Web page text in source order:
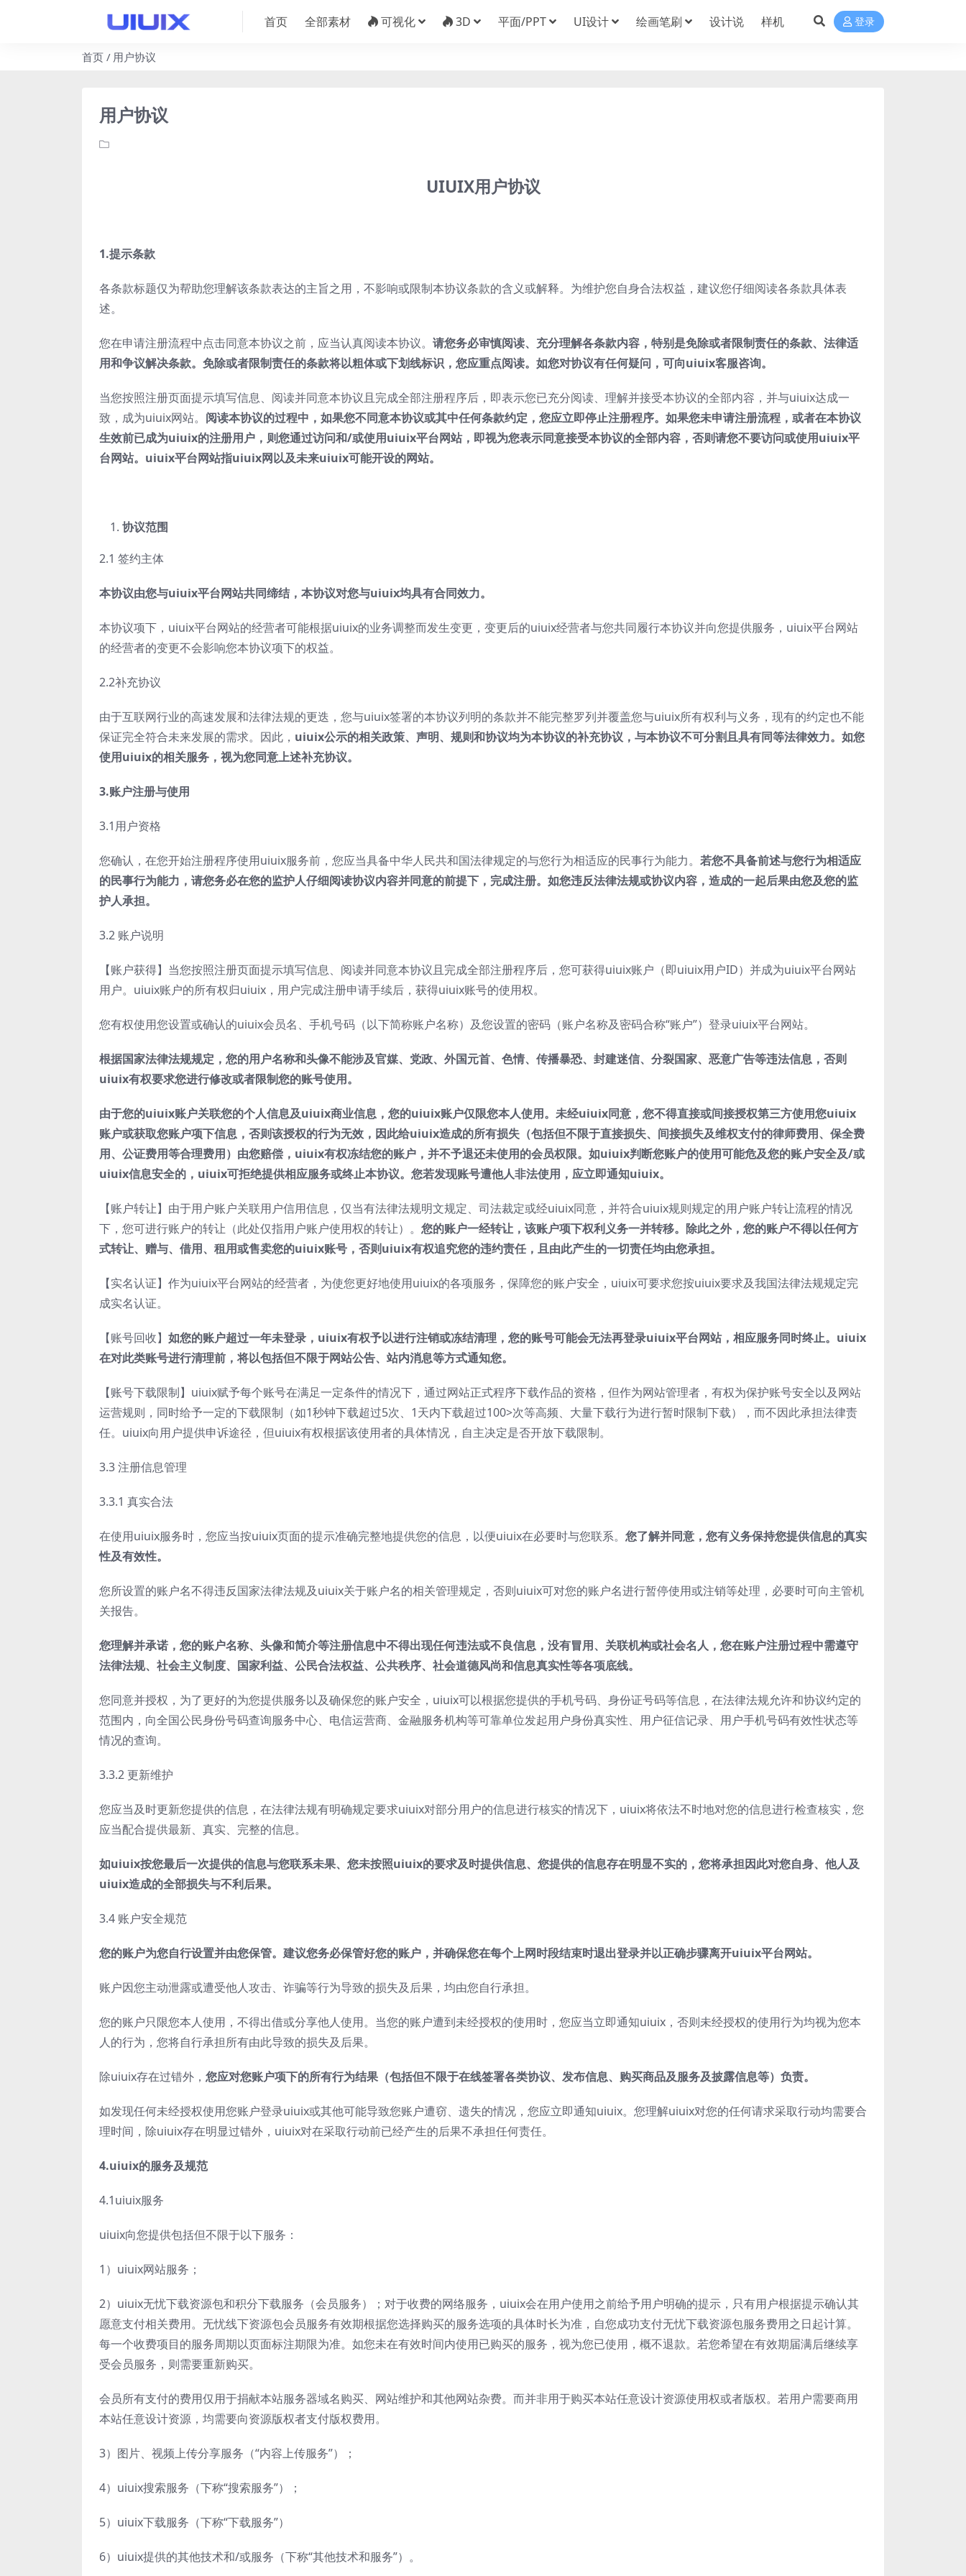
首页 全部素材 可视化 3D 平面/PPT UI设计 绘画笔刷 设计说 样机 登录
首页 用户协议
用户协议
UIUIX用户协议
1.提示条款
各条款标题仅为帮助您理解该条款表达的主旨之用，不影响或限制本协议条款的含义或解释。为维护您自身合法权益，建议您仔细阅读各条款具体表
述。
您在申请注册流程中点击同意本协议之前，应当认真阅读本协议。 请您务必审慎阅读、充分理解各条款内容，特别是免除或者限制责任的条款、法律适
用和争议解决条款。免除或者限制责任的条款将以粗体或下划线标识，您应重点阅读。如您对协议有任何疑问，可向uiuix客服咨询。
当您按照注册页面提示填写信息、阅读并同意本协议且完成全部注册程序后，即表示您已充分阅读、理解并接受本协议的全部内容，并与uiuix达成一
致，成为uiuix网站。 阅读本协议的过程中，如果您不同意本协议或其中任何条款约定，您应立即停止注册程序。如果您未申请注册流程，或者在本协议
生效前已成为uiuix的注册用户，则您通过访问和/或使用uiuix平台网站，即视为您表示同意接受本协议的全部内容，否则请您不要访问或使用uiuix平
台网站。 uiuix平台网站指uiuix网以及未来uiuix可能开设的网站。
协议范围
2.1 签约主体
本协议由您与uiuix平台网站共同缔结，本协议对您与uiuix均具有合同效力。
本协议项下，uiuix平台网站的经营者可能根据uiuix的业务调整而发生变更，变更后的uiuix经营者与您共同履行本协议并向您提供服务，uiuix平台网站
的经营者的变更不会影响您本协议项下的权益。
2.2补充协议
由于互联网行业的高速发展和法律法规的更迭，您与uiuix签署的本协议列明的条款并不能完整罗列并覆盖您与uiuix所有权利与义务，现有的约定也不能
保证完全符合未来发展的需求。因此， uiuix公示的相关政策、声明、规则和协议均为本协议的补充协议，与本协议不可分割且具有同等法律效力。如您
使用uiuix的相关服务，视为您同意上述补充协议。
3.账户注册与使用
3.1用户资格
您确认，在您开始注册程序使用uiuix服务前，您应当具备中华人民共和国法律规定的与您行为相适应的民事行为能力。 若您不具备前述与您行为相适应
的民事行为能力，请您务必在您的监护人仔细阅读协议内容并同意的前提下，完成注册。如您违反法律法规或协议内容，造成的一起后果由您及您的监
护人承担。
3.2 账户说明
【账户获得】当您按照注册页面提示填写信息、阅读并同意本协议且完成全部注册程序后，您可获得uiuix账户（即uiuix用户ID）并成为uiuix平台网站
用户。uiuix账户的所有权归uiuix，用户完成注册申请手续后，获得uiuix账号的使用权。
您有权使用您设置或确认的uiuix会员名、手机号码（以下简称账户名称）及您设置的密码（账户名称及密码合称“账户”）登录uiuix平台网站。
根据国家法律法规规定，您的用户名称和头像不能涉及官媒、党政、外国元首、色情、传播暴恐、封建迷信、分裂国家、恶意广告等违法信息，否则
uiuix有权要求您进行修改或者限制您的账号使用。
由于您的uiuix账户关联您的个人信息及uiuix商业信息，您的uiuix账户仅限您本人使用。未经uiuix同意，您不得直接或间接授权第三方使用您uiuix
账户或获取您账户项下信息，否则该授权的行为无效，因此给uiuix造成的所有损失（包括但不限于直接损失、间接损失及维权支付的律师费用、保全费
用、公证费用等合理费用）由您赔偿， uiuix有权冻结您的账户，并不予退还未使用的会员权限。如uiuix判断您账户的使用可能危及您的账户安全及/或
uiuix信息安全的， uiuix可拒绝提供相应服务或终止本协议。您若发现账号遭他人非法使用，应立即通知uiuix。
【账户转让】由于用户账户关联用户信用信息，仅当有法律法规明文规定、司法裁定或经uiuix同意，并符合uiuix规则规定的用户账户转让流程的情况
下，您可进行账户的转让（此处仅指用户账户使用权的转让）。 您的账户一经转让，该账户项下权利义务一并转移。除此之外，您的账户不得以任何方
式转让、赠与、借用、租用或售卖您的uiuix账号，否则uiuix有权追究您的违约责任，且由此产生的一切责任均由您承担。
【实名认证】作为uiuix平台网站的经营者，为使您更好地使用uiuix的各项服务，保障您的账户安全，uiuix可要求您按uiuix要求及我国法律法规规定完
成实名认证。
【账号回收】 如您的账户超过一年未登录， uiuix有权予以进行注销或冻结清理，您的账号可能会无法再登录uiuix平台网站，相应服务同时终止。 uiuix
在对此类账号进行清理前，将以包括但不限于网站公告、站内消息等方式通知您。
【账号下载限制】uiuix赋予每个账号在满足一定条件的情况下，通过网站正式程序下载作品的资格，但作为网站管理者，有权为保护账号安全以及网站
运营规则，同时给予一定的下载限制（如1秒钟下载超过5次、1天内下载超过100>次等高频、大量下载行为进行暂时限制下载），而不因此承担法律责
任。uiuix向用户提供申诉途径，但uiuix有权根据该使用者的具体情况，自主决定是否开放下载限制。
3.3 注册信息管理
3.3.1 真实合法
在使用uiuix服务时，您应当按uiuix页面的提示准确完整地提供您的信息，以便uiuix在必要时与您联系。 您了解并同意，您有义务保持您提供信息的真实
性及有效性。
您所设置的账户名不得违反国家法律法规及uiuix关于账户名的相关管理规定，否则uiuix可对您的账户名进行暂停使用或注销等处理，必要时可向主管机
关报告。
您理解并承诺，您的账户名称、头像和简介等注册信息中不得出现任何违法或不良信息，没有冒用、关联机构或社会名人，您在账户注册过程中需遵守
法律法规、社会主义制度、国家利益、公民合法权益、公共秩序、社会道德风尚和信息真实性等各项底线。
您同意并授权，为了更好的为您提供服务以及确保您的账户安全，uiuix可以根据您提供的手机号码、身份证号码等信息，在法律法规允许和协议约定的
范围内，向全国公民身份号码查询服务中心、电信运营商、金融服务机构等可靠单位发起用户身份真实性、用户征信记录、用户手机号码有效性状态等
情况的查询。
3.3.2 更新维护
您应当及时更新您提供的信息，在法律法规有明确规定要求uiuix对部分用户的信息进行核实的情况下，uiuix将依法不时地对您的信息进行检查核实，您
应当配合提供最新、真实、完整的信息。
如uiuix按您最后一次提供的信息与您联系未果、您未按照uiuix的要求及时提供信息、您提供的信息存在明显不实的，您将承担因此对您自身、他人及
uiuix造成的全部损失与不利后果。
3.4 账户安全规范
您的账户为您自行设置并由您保管。建议您务必保管好您的账户，并确保您在每个上网时段结束时退出登录并以正确步骤离开uiuix平台网站。
账户因您主动泄露或遭受他人攻击、诈骗等行为导致的损失及后果，均由您自行承担。
您的账户只限您本人使用，不得出借或分享他人使用。当您的账户遭到未经授权的使用时，您应当立即通知uiuix，否则未经授权的使用行为均视为您本
人的行为，您将自行承担所有由此导致的损失及后果。
除uiuix存在过错外， 您应对您账户项下的所有行为结果（包括但不限于在线签署各类协议、发布信息、购买商品及服务及披露信息等）负责。
如发现任何未经授权使用您账户登录uiuix或其他可能导致您账户遭窃、遗失的情况，您应立即通知uiuix。您理解uiuix对您的任何请求采取行动均需要合
理时间，除uiuix存在明显过错外，uiuix对在采取行动前已经产生的后果不承担任何责任。
4.uiuix的服务及规范
4.1uiuix服务
uiuix向您提供包括但不限于以下服务：
1）uiuix网站服务；
2）uiuix无忧下载资源包和积分下载服务（会员服务）；对于收费的网络服务，uiuix会在用户使用之前给予用户明确的提示，只有用户根据提示确认其
愿意支付相关费用。无忧线下资源包会员服务有效期根据您选择购买的服务选项的具体时长为准，自您成功支付无忧下载资源包服务费用之日起计算。
每一个收费项目的服务周期以页面标注期限为准。如您未在有效时间内使用已购买的服务，视为您已使用，概不退款。若您希望在有效期届满后继续享
受会员服务，则需要重新购买。
会员所有支付的费用仅用于捐献本站服务器域名购买、网站维护和其他网站杂费。而并非用于购买本站任意设计资源使用权或者版权。若用户需要商用
本站任意设计资源，均需要向资源版权者支付版权费用。
3）图片、视频上传分享服务（“内容上传服务”）；
4）uiuix搜索服务（下称“搜索服务”）；
5）uiuix下载服务（下称“下载服务”）
6）uiuix提供的其他技术和/或服务（下称“其他技术和服务”）。